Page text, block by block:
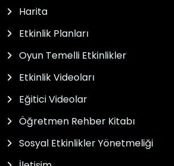
Harita
Etkinlik Planları
Oyun Temelli Etkinlikler
Etkinlik Videoları
Eğitici Videolar
Öğretmen Rehber Kitabı
Sosyal Etkinlikler Yönetmeliği